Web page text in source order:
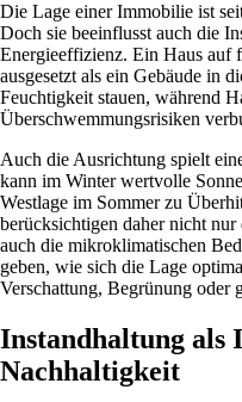
Die Lage einer Immobilie ist
Doch sie beeinflusst auch die
Energieeffizienz. Ein Haus auf
ausgesetzt als ein Gebäude in
Feuchtigkeit stauen, während
Überschwemmungsrisiken
Auch die Ausrichtung spielt
kann im Winter wertvolle
Westlage im Sommer zu
berücksichtigen daher nicht
auch die mikroklimatischen
geben, wie sich die Lage
Verschattung, Begrünung oder
Instandhaltung als
Nachhaltigkeit